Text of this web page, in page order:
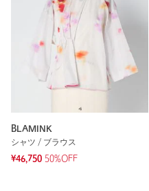
BLAMINK
シャツ / ブラウス
¥46,750 50%OFF